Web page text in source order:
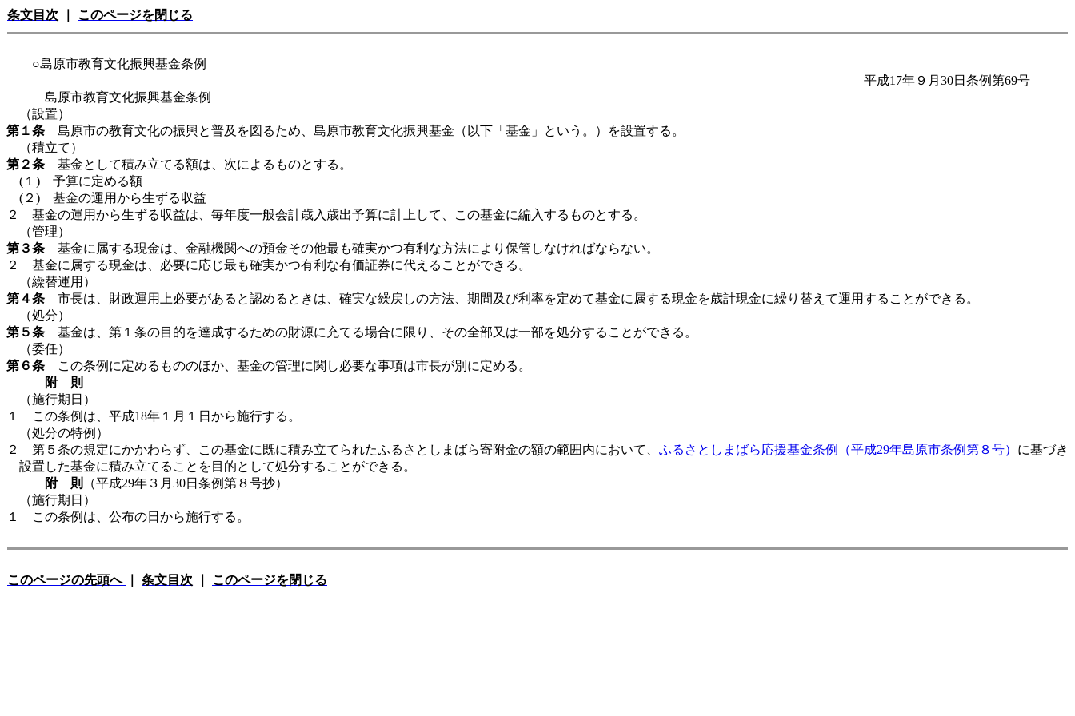
条文目次 このページを閉じる
○島原市教育文化振興基金条例
平成17年９月30日条例第69号
島原市教育文化振興基金条例
（設置）
第１条 島原市の教育文化の振興と普及を図るため、島原市教育文化振興基金（以下「基金」という。）を設置する。
（積立て）
第２条 基金として積み立てる額は、次によるものとする。
(１) 予算に定める額
(２) 基金の運用から生ずる収益
２ 基金の運用から生ずる収益は、毎年度一般会計歳入歳出予算に計上して、この基金に編入するものとする。
（管理）
第３条 基金に属する現金は、金融機関への預金その他最も確実かつ有利な方法により保管しなければならない。
２ 基金に属する現金は、必要に応じ最も確実かつ有利な有価証券に代えることができる。
（繰替運用）
第４条 市長は、財政運用上必要があると認めるときは、確実な繰戻しの方法、期間及び利率を定めて基金に属する現金を歳計現金に繰り替えて運用することができる。
（処分）
第５条 基金は、第１条の目的を達成するための財源に充てる場合に限り、その全部又は一部を処分することができる。
（委任）
第６条 この条例に定めるもののほか、基金の管理に関し必要な事項は市長が別に定める。
附 則
（施行期日）
１ この条例は、平成18年１月１日から施行する。
（処分の特例）
２ 第５条の規定にかかわらず、この基金に既に積み立てられたふるさとしまばら寄附金の額の範囲内において、 ふるさとしまばら応援基金条例（平成29年島原市条例第８号） に基づき
設置した基金に積み立てることを目的として処分することができる。
附 則
（平成29年３月30日条例第８号抄）
（施行期日）
１ この条例は、公布の日から施行する。
このページの先頭へ 条文目次 このページを閉じる